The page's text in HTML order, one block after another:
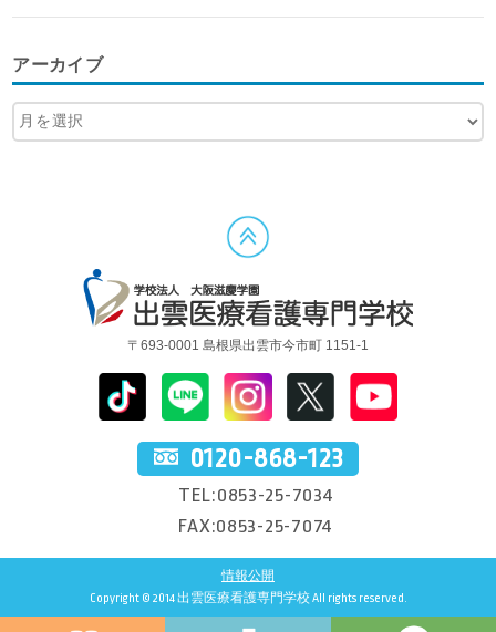
アーカイブ
〒693-0001 島根県出雲市今市町 1151-1
0120-868-123
TEL:0853-25-7034
FAX:0853-25-7074
情報公開
Copyright © 2014 出雲医療看護専門学校 All rights reserved.